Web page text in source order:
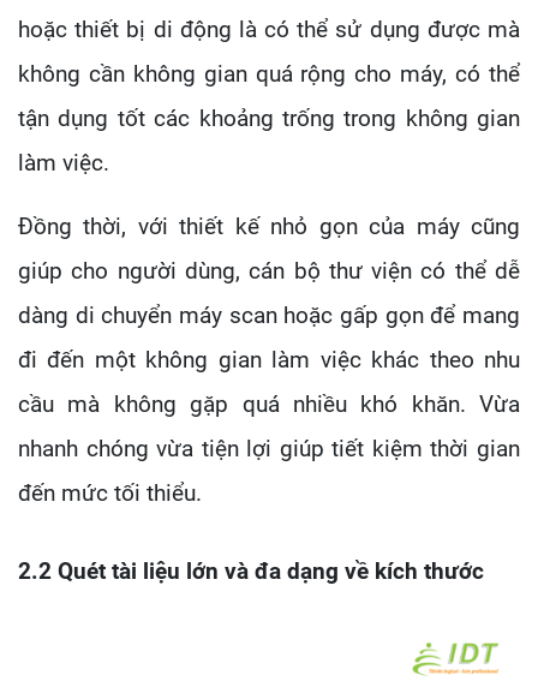
hoặc thiết bị di động là có thể sử dụng được mà
không cần không gian quá rộng cho máy, có thể
tận dụng tốt các khoảng trống trong không gian
làm việc.
Đồng thời, với thiết kế nhỏ gọn của máy cũng
giúp cho người dùng, cán bộ thư viện có thể dễ
dàng di chuyển máy scan hoặc gấp gọn để mang
đi đến một không gian làm việc khác theo nhu
cầu mà không gặp quá nhiều khó khăn. Vừa
nhanh chóng vừa tiện lợi giúp tiết kiệm thời gian
đến mức tối thiểu.
2.2 Quét tài liệu lớn và đa dạng về kích thước